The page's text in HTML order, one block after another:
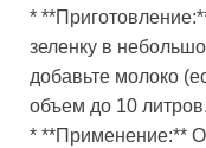
*
зеленку в
добавьте молоко
объем до 10
* **Применение:**